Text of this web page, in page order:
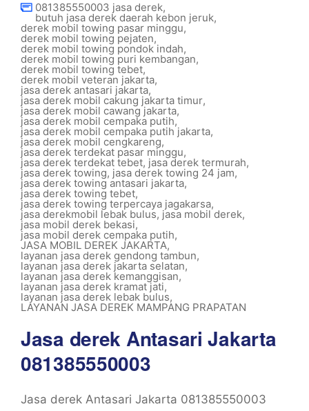
081385550003 jasa derek,
butuh jasa derek daerah kebon jeruk,
derek mobil towing pasar minggu,
derek mobil towing pejaten,
derek mobil towing pondok indah,
derek mobil towing puri kembangan,
derek mobil towing tebet,
derek mobil veteran jakarta,
jasa derek antasari jakarta,
jasa derek mobil cakung jakarta timur,
jasa derek mobil cawang jakarta,
jasa derek mobil cempaka putih,
jasa derek mobil cempaka putih jakarta,
jasa derek mobil cengkareng,
jasa derek terdekat pasar minggu,
jasa derek terdekat tebet, jasa derek termurah,
jasa derek towing, jasa derek towing 24 jam,
jasa derek towing antasari jakarta,
jasa derek towing tebet,
jasa derek towing terpercaya jagakarsa,
jasa derekmobil lebak bulus, jasa mobil derek,
jasa mobil derek bekasi,
jasa mobil derek cempaka putih,
JASA MOBIL DEREK JAKARTA,
layanan jasa derek gendong tambun,
layanan jasa derek jakarta selatan,
layanan jasa derek kemanggisan,
layanan jasa derek kramat jati,
layanan jasa derek lebak bulus,
LAYANAN JASA DEREK MAMPANG PRAPATAN
Jasa derek Antasari Jakarta
081385550003
Jasa derek Antasari Jakarta 081385550003